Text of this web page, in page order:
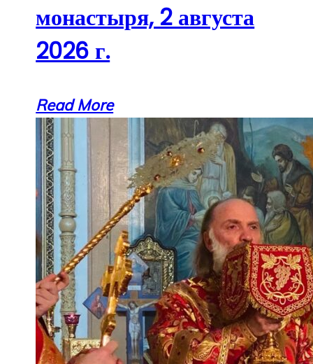
монастыря, 2 августа
2026 г.
Read More